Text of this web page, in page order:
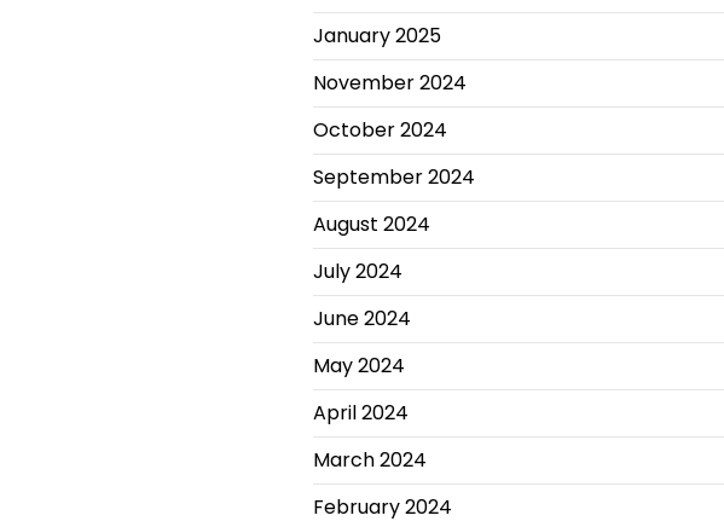
January 2025
November 2024
October 2024
September 2024
August 2024
July 2024
June 2024
May 2024
April 2024
March 2024
February 2024